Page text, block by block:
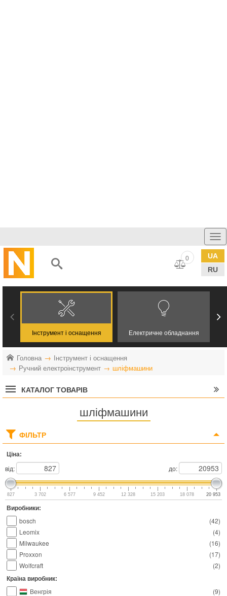
UA
RU
0
Інструмент і оснащення Електричне обладнання
Головна
Інструмент і оснащення
Ручний електроінструмент
шліфмашини
КАТАЛОГ ТОВАРІВ
шліфмашини
ФІЛЬТР
Ціна:
від: до:
827 3 702 6 577 9 452 12 328 15 203 18 078 20 953
Виробники:
(42)
bosch
(4)
Leomix
(16)
Milwaukee
(17)
Proxxon
(2)
Wolfcraft
Країна виробник:
(9)
Венгрія